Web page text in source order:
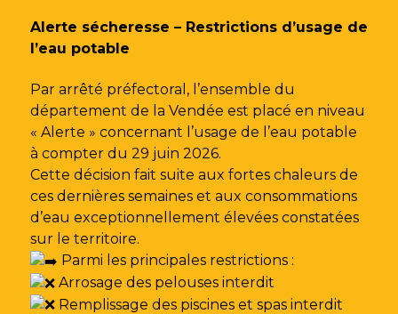
Alerte sécheresse – Restrictions d’usage de
l’eau potable
Par arrêté préfectoral, l’ensemble du
département de la Vendée est placé en niveau
« Alerte » concernant l’usage de l’eau potable
à compter du 29 juin 2026.
Cette décision fait suite aux fortes chaleurs de
ces dernières semaines et aux consommations
d’eau exceptionnellement élevées constatées
sur le territoire.
Parmi les principales restrictions :
Arrosage des pelouses interdit
Remplissage des piscines et spas interdit